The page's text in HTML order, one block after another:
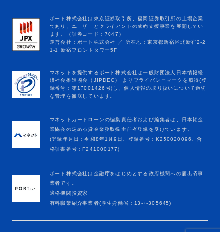
マネットカードローンの編集責任者および編集者は、日本貸金
業協会の定める貸金業務取扱主任者登録を受けています。
(登録年月日：令和8年1月9日、登録番号：K250020096、合
格証書番号：F241000177)
ポート株式会社は金融庁をはじめとする政府機関への届出済事
業者です。
適格機関投資家
有料職業紹介事業者(厚生労働省：13-ﾕ-305645)